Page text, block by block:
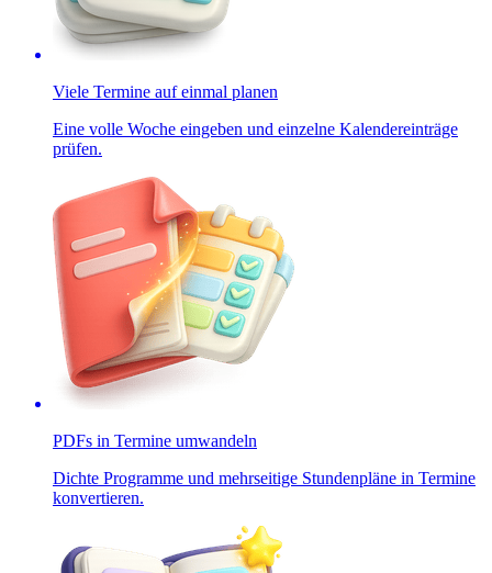
Viele Termine auf einmal planen
Eine volle Woche eingeben und einzelne Kalendereinträge
prüfen.
PDFs in Termine umwandeln
Dichte Programme und mehrseitige Stundenpläne in Termine
konvertieren.